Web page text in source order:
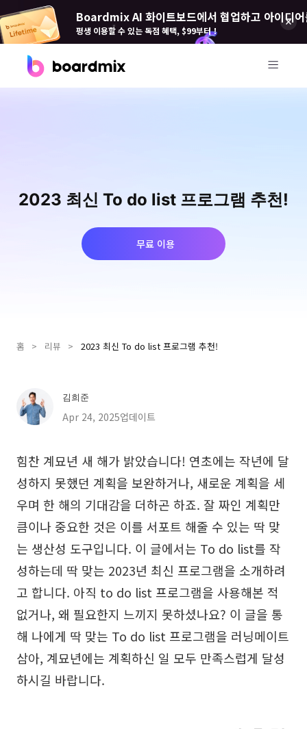
Boardmix AI 화이트보드에서 협업하고 아이디
평생 이용할 수 있는 독점 혜택, $99부터！
Boardmix 개발자 플랫폼
Boardmix AI
100+ AI 에이전트 탑재
다이어그램
플로우차트
ER 다이어그램
UML 다이어그램
조직도
다이어그램 작성기
비즈니스 모델 캔버스
사용자 여정 지도
아키텍처 다이어그램
워크플로우
스크럼 도구
브레인스토밍
팀 협업
리서치 및 분석
2023 최신 To do list 프로그램 추천!
무료 이용
홈 > 리뷰 > 2023 최신 To do list 프로그램 추천!
김희준
Apr 24, 2025업데이트
힘찬 계묘년 새 해가 밝았습니다! 연초에는 작년에 달
성하지 못했던 계획을 보완하거나, 새로운 계획을 세
우며 한 해의 기대감을 더하곤 하죠. 잘 짜인 계획만
큼이나 중요한 것은 이를 서포트 해줄 수 있는 딱 맞
는 생산성 도구입니다. 이 글에서는 To do list를 작
성하는데 딱 맞는 2023년 최신 프로그램을 소개하려
고 합니다. 아직 to do list 프로그램을 사용해본 적
없거나, 왜 필요한지 느끼지 못하셨나요? 이 글을 통
해 나에게 딱 맞는 To do list 프로그램을 러닝메이트
삼아, 계묘년에는 계획하신 일 모두 만족스럽게 달성
하시길 바랍니다.